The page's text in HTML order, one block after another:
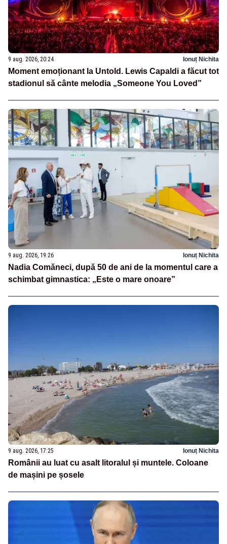
9 aug. 2026, 20:24 Ionuț Nichita
Moment emoționant la Untold. Lewis Capaldi a făcut tot
stadionul să cânte melodia „Someone You Loved”
9 aug. 2026, 19:26 Ionuț Nichita
Nadia Comăneci, după 50 de ani de la momentul care a
schimbat gimnastica: „Este o mare onoare”
9 aug. 2026, 17:25 Ionuț Nichita
Românii au luat cu asalt litoralul și muntele. Coloane
de mașini pe șosele